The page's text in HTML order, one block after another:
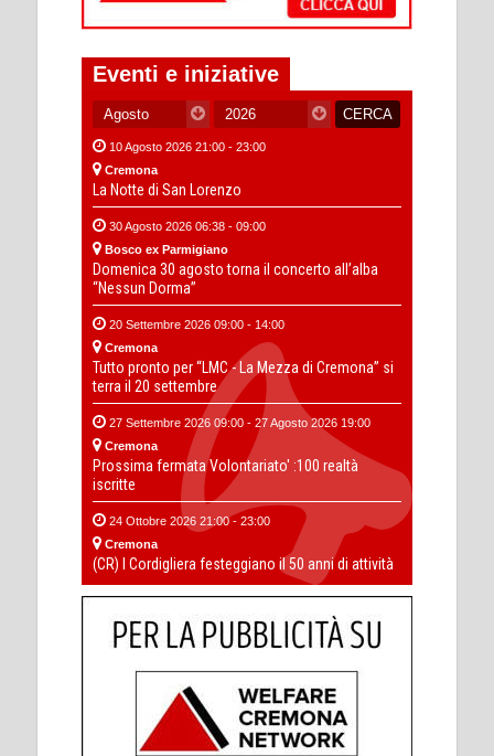
Eventi e iniziative
10 Agosto 2026 21:00 - 23:00
Cremona
La Notte di San Lorenzo
30 Agosto 2026 06:38 - 09:00
Bosco ex Parmigiano
Domenica 30 agosto torna il concerto all’alba
“Nessun Dorma”
20 Settembre 2026 09:00 - 14:00
Cremona
Tutto pronto per “LMC - La Mezza di Cremona” si
terra il 20 settembre
27 Settembre 2026 09:00 - 27 Agosto 2026 19:00
Cremona
Prossima fermata Volontariato' :100 realtà
iscritte
24 Ottobre 2026 21:00 - 23:00
Cremona
(CR) I Cordigliera festeggiano il 50 anni di attività